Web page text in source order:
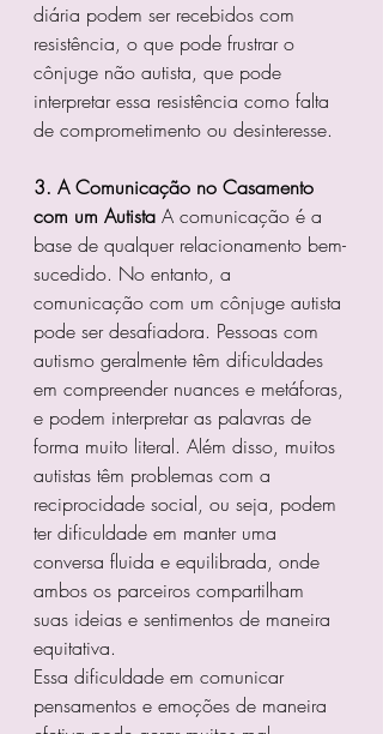
diária podem ser recebidos com
resistência, o que pode frustrar o
cônjuge não autista, que pode
interpretar essa resistência como falta
de comprometimento ou desinteresse.
3. A Comunicação no Casamento
com um Autista A comunicação é a
base de qualquer relacionamento bem-
sucedido. No entanto, a
comunicação com um cônjuge autista
pode ser desafiadora. Pessoas com
autismo geralmente têm dificuldades
em compreender nuances e metáforas,
e podem interpretar as palavras de
forma muito literal. Além disso, muitos
autistas têm problemas com a
reciprocidade social, ou seja, podem
ter dificuldade em manter uma
conversa fluida e equilibrada, onde
ambos os parceiros compartilham
suas ideias e sentimentos de maneira
equitativa.
Essa dificuldade em comunicar
pensamentos e emoções de maneira